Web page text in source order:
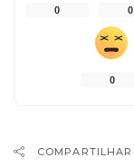
0 0
0
COMPARTILHAR